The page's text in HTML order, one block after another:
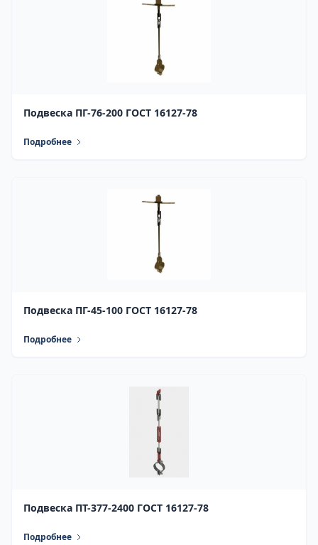
Подвеска ПГ-76-200 ГОСТ 16127-78
Подробнее
Подвеска ПГ-45-100 ГОСТ 16127-78
Подробнее
Подвеска ПТ-377-2400 ГОСТ 16127-78
Подробнее